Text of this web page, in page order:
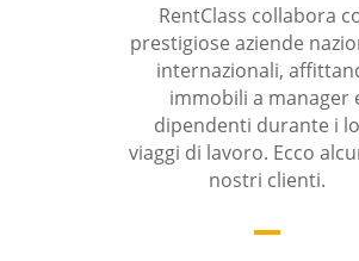
RentClass collabora
prestigiose aziende
internazionali,
immobili a manager
dipendenti durante i
viaggi di lavoro. Ecco
nostri clienti.